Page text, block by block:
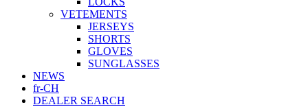
VETEMENTS
JERSEYS
SHORTS
GLOVES
SUNGLASSES
NEWS
fr-CH
DEALER SEARCH